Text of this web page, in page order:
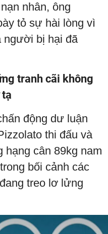
nhân, ông
tỏ sự hài lòng vì
người bị hại đã
tranh cãi không
động dư luận
thi đấu và
hạng cân 89kg nam
bối cảnh các
treo lơ lửng